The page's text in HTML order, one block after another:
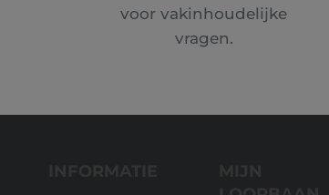
voor vakinhoudelijke
vragen.